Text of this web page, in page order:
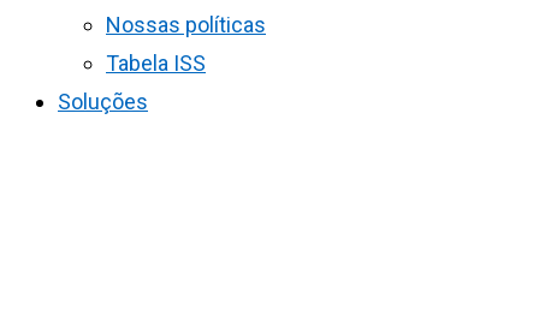
Nossas políticas
Tabela ISS
Soluções